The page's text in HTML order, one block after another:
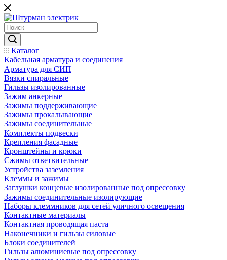
Каталог
Кабельная арматура и соединения
Арматура для СИП
Вязки спиральные
Гильзы изолированные
Зажим анкерные
Зажимы поддерживающие
Зажимы прокалывающие
Зажимы соединительные
Комплекты подвески
Крепления фасадные
Кронштейны и крюки
Сжимы ответвительные
Устройства заземления
Клеммы и зажимы
Заглушки концевые изолированные под опрессовку
Зажимы соединительные изолирующие
Наборы клеммников для сетей уличного освещения
Контактные материалы
Контактная проводящая паста
Наконечники и гильзы силовые
Блоки соединителей
Гильзы алюминиевые под опрессовку